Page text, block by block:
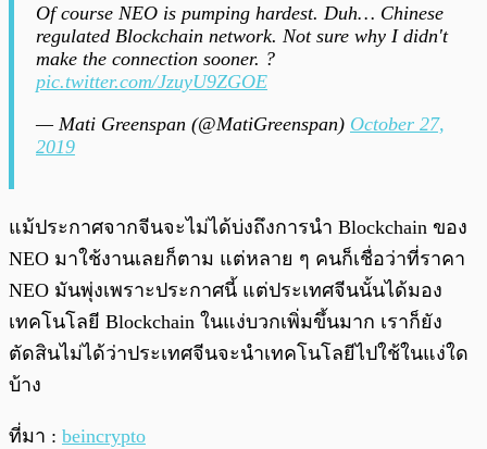
Of course NEO is pumping hardest. Duh… Chinese
regulated Blockchain network. Not sure why I didn't
make the connection sooner. ?
pic.twitter.com/JzuyU9ZGOE
— Mati Greenspan (@MatiGreenspan) October 27,
2019
แม้ประกาศจากจีนจะไม่ได้บ่งถึงการนำ Blockchain ของ
NEO มาใช้งานเลยก็ตาม แต่หลาย ๆ คนก็เชื่อว่าที่ราคา
NEO มันพุ่งเพราะประกาศนี้ แต่ประเทศจีนนั้นได้มอง
เทคโนโลยี Blockchain ในแง่บวกเพิ่มขึ้นมาก เราก็ยัง
ตัดสินไม่ได้ว่าประเทศจีนจะนำเทคโนโลยีไปใช้ในแง่ใด
บ้าง
ที่มา : beincrypto